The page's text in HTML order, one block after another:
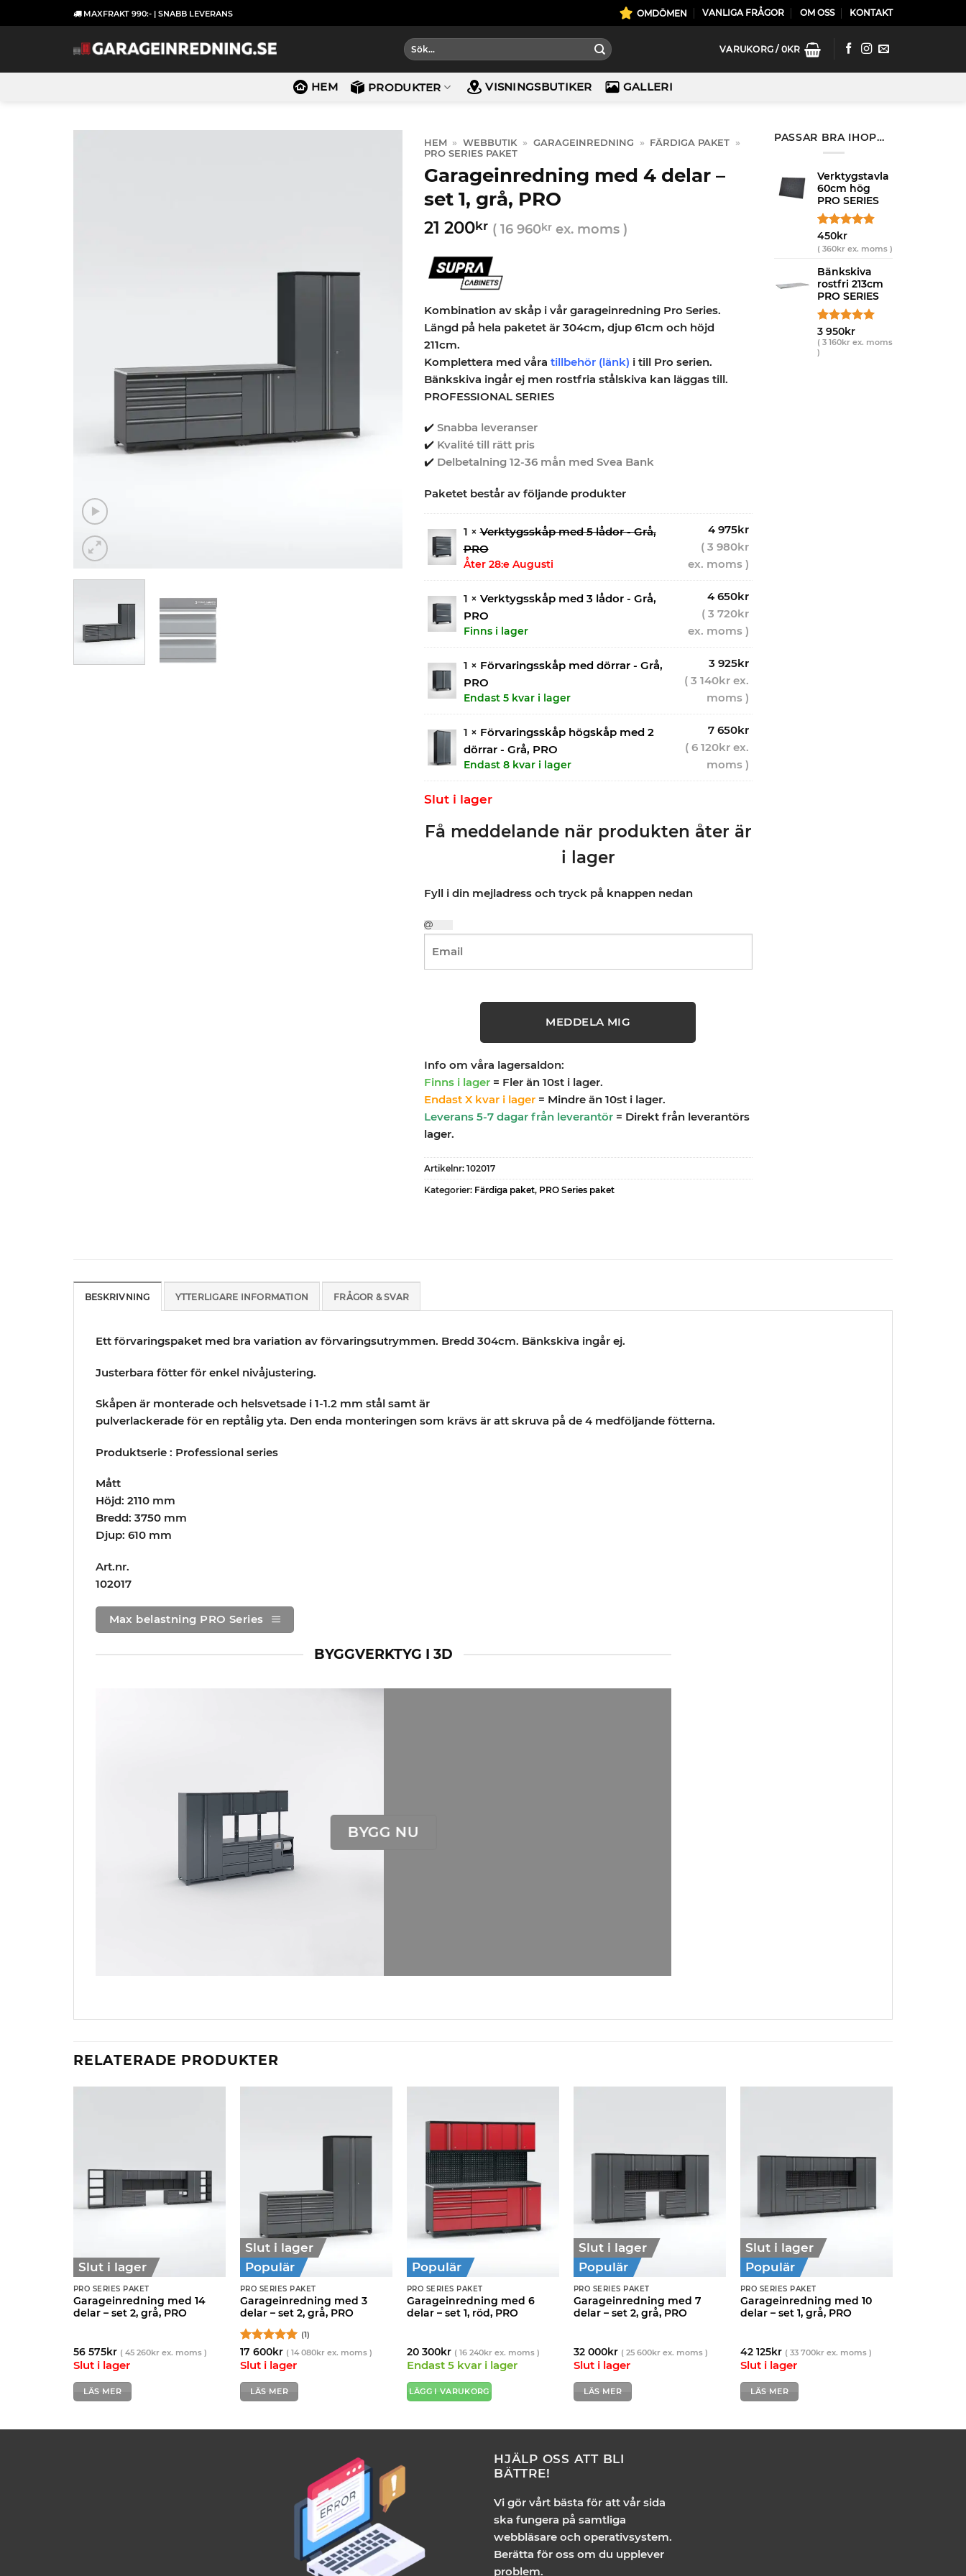
to
MAXFRAKT 990:- | SNABB LEVERANS OMDÖMEN VANLIGA FRÅGOR OM OSS KONTAKT
Sök
efter:
VARUKORG / 0KR
HEM PRODUKTER VISNINGSBUTIKER GALLERI
HEM » WEBBUTIK » GARAGEINREDNING » FÄRDIGA PAKET »
PRO SERIES PAKET
Garageinredning med 4 delar –
set 1, grå, PRO
21 200kr ( 16 960krex. moms )
Kombination av skåp i vår garageinredning Pro Series.
Längd på hela paketet är 304cm, djup 61cm och höjd
211cm.
Komplettera med våra tillbehör (länk) i till Pro serien.
Bänkskiva ingår ej men rostfria stålskiva kan läggas till.
PROFESSIONAL SERIES
✔️ Snabba leveranser
✔️ Kvalité till rätt pris
✔️ Delbetalning 12-36 mån med Svea Bank
Paketet består av följande produkter
1 ×Verktygsskåp med 5 lådor - Grå,
PRO
Åter 28:e Augusti
4 975kr
( 3 980kr
ex. moms )
1 × Verktygsskåp med 3 lådor - Grå,
PRO
Finns i lager
4 650kr
( 3 720kr
ex. moms )
1 × Förvaringsskåp med dörrar - Grå,
PRO
Endast 5 kvar i lager
3 925kr
( 3 140kr ex.
moms )
1 × Förvaringsskåp högskåp med 2
dörrar - Grå, PRO
Endast 8 kvar i lager
7 650kr
( 6 120kr ex.
moms )
Slut i lager
Få meddelande när produkten åter är
i lager
Fyll i din mejladress och tryck på knappen nedan
MEDDELA MIG
Info om våra lagersaldon:
Finns i lager = Fler än 10st i lager.
Endast X kvar i lager = Mindre än 10st i lager.
Leverans 5-7 dagar från leverantör= Direkt från leverantörs
lager.
Artikelnr: 102017
Kategorier: Färdiga paket, PRO Series paket
PASSAR BRA IHOP…
Verktygstavla
60cm hög
PRO SERIES
Betygsatt
4.88av 5
16
kundrecensioner
450kr
( 360kr ex. moms )
Bänkskiva
rostfri 213cm
PRO SERIES
Betygsatt
5.00av 5
baserat på
15
3 950kr
( 3 160kr ex. moms
)
BESKRIVNING YTTERLIGARE INFORMATION FRÅGOR & SVAR
Ett förvaringspaket med bra variation av förvaringsutrymmen. Bredd 304cm. Bänkskiva ingår ej.
Justerbara fötter för enkel nivåjustering.
Skåpen är monterade och helsvetsade i 1-1.2 mm stål samt är
pulverlackerade för en reptålig yta. Den enda monteringen som krävs är att skruva på de 4 medföljande fötterna.
Produktserie : Professional series
Mått
Höjd: 2110 mm
Bredd: 3750 mm
Djup: 610 mm
Art.nr.
102017
Max belastning PRO Series
BYGGVERKTYG I 3D
BYGG NU
RELATERADE PRODUKTER
Slut i lager
PRO SERIES PAKET
Garageinredning med 14
delar – set 2, grå, PRO
56 575kr ( 45 260krex. moms )
Slut i lager
LÄS MER
Slut i lager
Populär
PRO SERIES PAKET
Garageinredning med 3
delar – set 2, grå, PRO
Betygsatt5
av 5
(1)
17 600kr ( 14 080krex. moms )
Slut i lager
LÄS MER
Populär
PRO SERIES PAKET
Garageinredning med 6
delar – set 1, röd, PRO
20 300kr ( 16 240krex. moms )
Endast 5 kvar i lager
LÄGG I VARUKORG
Slut i lager
Populär
PRO SERIES PAKET
Garageinredning med 7
delar – set 2, grå, PRO
32 000kr ( 25 600krex. moms )
Slut i lager
LÄS MER
Slut i lager
Populär
PRO SERIES PAKET
Garageinredning med 10
delar – set 1, grå, PRO
42 125kr ( 33 700krex. moms )
Slut i lager
LÄS MER
HJÄLP OSS ATT BLI
BÄTTRE!
Vi gör vårt bästa för att vår sida
ska fungera på samtliga
webbläsare och operativsystem.
Berätta för oss om du upplever
problem.